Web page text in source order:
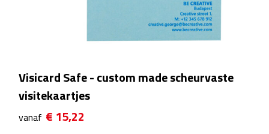
Glazen & karaffen
Dubbelwandige glazen
Visicard Safe - custom made scheurvaste
visitekaartjes
vanaf € 15,22